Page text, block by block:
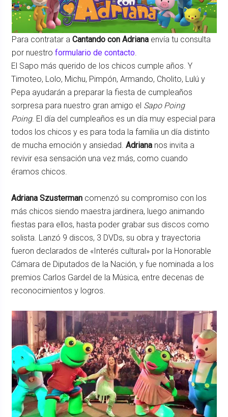
Para contratar a Cantando con Adrianaenvía tu consulta
por nuestro formulario de contacto.
El Sapo más querido de los chicos cumple años. Y
Timoteo, Lolo, Michu, Pimpón, Armando, Cholito, Lulú y
Pepa ayudarán a preparar la fiesta de cumpleaños
sorpresa para nuestro gran amigo el Sapo Poing
Poing. El día del cumpleaños es un día muy especial para
todos los chicos y es para toda la familia un día distinto
de mucha emoción y ansiedad.Adriana nos invita a
revivir esa sensación una vez más, como cuando
éramos chicos.
Adriana Szusterman comenzó su compromiso con los
más chicos siendo maestra jardinera, luego animando
fiestas para ellos, hasta poder grabar sus discos como
solista. Lanzó 9 discos, 3 DVDs, su obra y trayectoria
fueron declarados de «Interés cultural» por la Honorable
Cámara de Diputados de la Nación, y fue nominada a los
premios Carlos Gardel de la Música, entre decenas de
reconocimientos y logros.